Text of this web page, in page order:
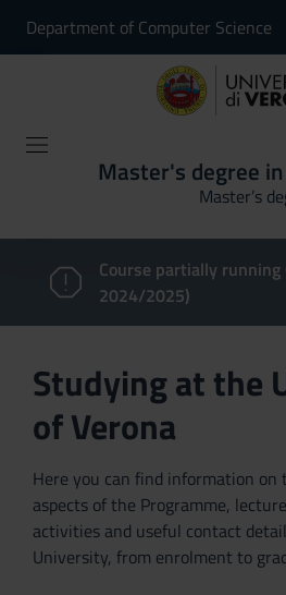
Department of Computer Science
Master's degree
Master’s
Course partially
2024/2025)
Studying at the
of Verona
Here you can find information on
aspects of the Programme,
activities and useful contact
University, from enrolment to